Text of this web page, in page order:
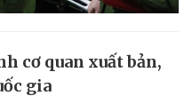
cơ quan xuất bản,
gia